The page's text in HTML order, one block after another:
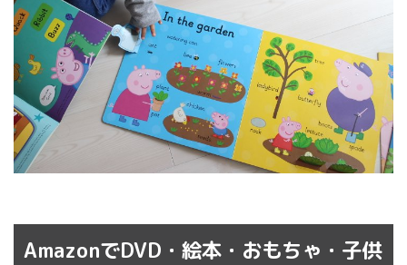
AmazonでDVD・絵本・おもちゃ・子供